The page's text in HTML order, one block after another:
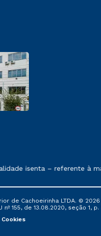
exposto no
isenta – referente à
de Cachoeirinha LTDA. ©
155, de 13.08.2020, seção 1, p.